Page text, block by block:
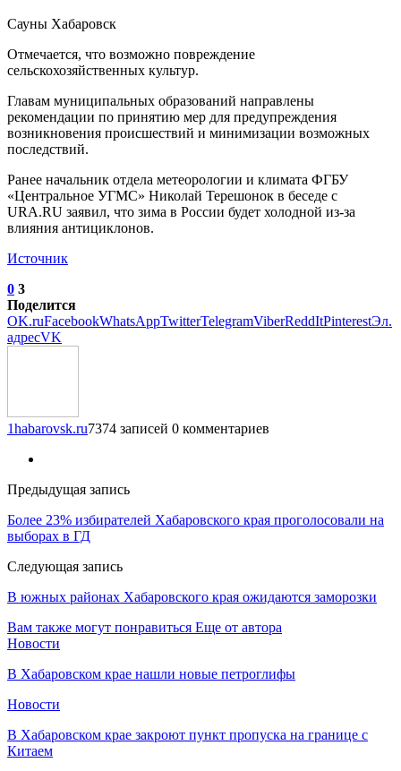
Сауны Хабаровск
Отмечается, что возможно повреждение
сельскохозяйственных культур.
Главам муниципальных образований направлены
рекомендации по принятию мер для предупреждения
возникновения происшествий и минимизации возможных
последствий.
Ранее начальник отдела метеорологии и климата ФГБУ
«Центральное УГМС» Николай Терешонок в беседе с
URA.RU заявил, что зима в России будет холодной из-за
влияния антициклонов.
Источник
0 3
Поделится
OK.ruFacebookWhatsAppTwitterTelegramViberReddItPinterestЭл.
адресVK
1habarovsk.ru7374 записей 0 комментариев
Предыдущая запись
Более 23% избирателей Хабаровского края проголосовали на
выборах в ГД
Следующая запись
В южных районах Хабаровского края ожидаются заморозки
Вам также могут понравиться Еще от автора
Новости
В Хабаровском крае нашли новые петроглифы
Новости
В Хабаровском крае закроют пункт пропуска на границе с
Китаем